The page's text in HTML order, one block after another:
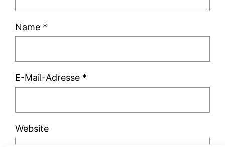
Name *
E-Mail-Adresse *
Website